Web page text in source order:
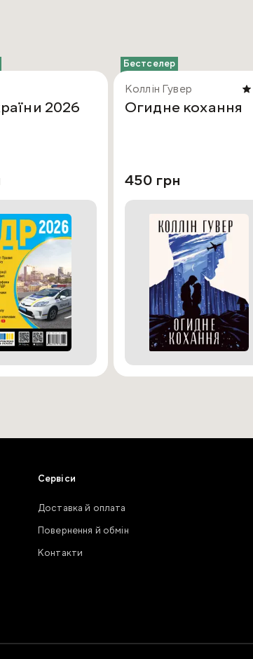
2026
Бестселер
Коллін Гувер
Огидне кохання
450 грн
Сервіси
Доставка й оплата
Повернення й обмін
Контакти